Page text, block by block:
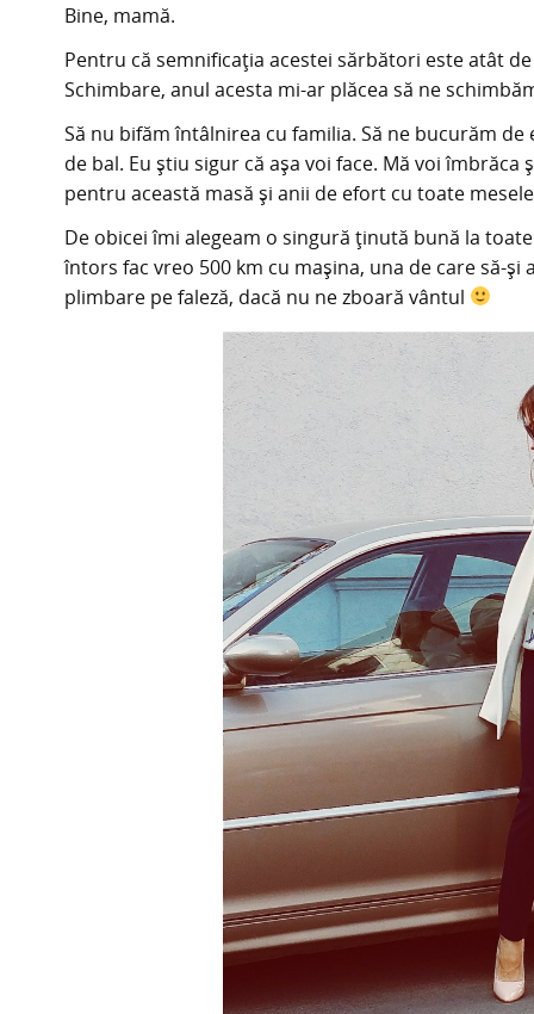
Bine, mamă.
Pentru că semnificația acestei sărbători este atât
Schimbare, anul acesta mi-ar plăcea să ne
Să nu bifăm întâlnirea cu familia. Să ne bucurăm
de bal. Eu știu sigur că așa voi face. Mă voi
pentru această masă și anii de efort cu toate
De obicei îmi alegeam o singură ținută bună la
întors fac vreo 500 km cu mașina, una de care să-
plimbare pe faleză, dacă nu ne zboară vântul